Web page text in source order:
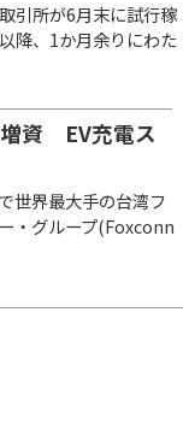
引所が6月末に試行稼
降、1か月余りにわた
資 EV充電ス
世界最大手の台湾フ
・グループ(Foxconn